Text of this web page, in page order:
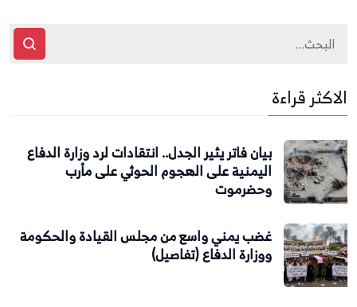
الاكثر قراءة
بيان فاتر يثير الجدل.. انتقادات لرد وزارة الدفاع
اليمنية على الهجوم الحوثي على مأرب
وحضرموت
غضب يمني واسع من مجلس القيادة والحكومة
ووزارة الدفاع (تفاصيل)